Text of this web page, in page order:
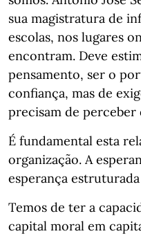
sua magistratura de
escolas, nos lugares
encontram. Deve
pensamento, ser o
confiança, mas de
precisam de perceber
É fundamental esta
organização. A
esperança
Temos de ter a
capital moral em